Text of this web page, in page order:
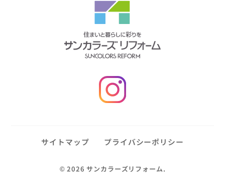
サイトマップ プライバシーポリシー
©2026 サンカラーズリフォーム.